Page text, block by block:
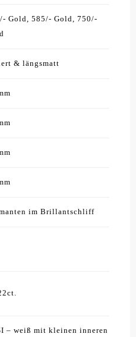
Gold, 585/- Gold, 750/-
& längsmatt
im Brillantschliff
– weiß mit kleinen inneren